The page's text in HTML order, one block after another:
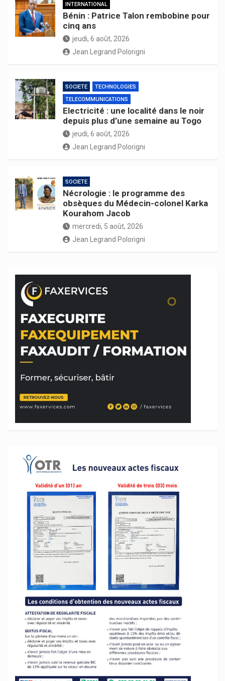
INTERNATIONAL
Bénin : Patrice Talon rembobine pour
cinq ans
jeudi, 6 août, 2026
Jean Legrand Polorigni
SOCIETE
TECHNOLOGIES
TELECOMMUNICATIONS
Electricité : une localité dans le noir
depuis plus d’une semaine au Togo
jeudi, 6 août, 2026
Jean Legrand Polorigni
SOCIETE
Nécrologie : le programme des
obsèques du Médecin-colonel Karka
Kourahom Jacob
mercredi, 5 août, 2026
Jean Legrand Polorigni